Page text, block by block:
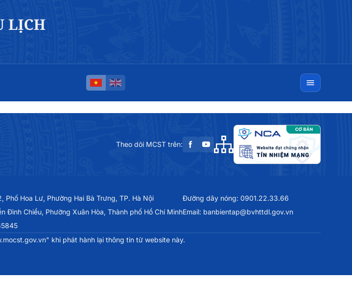
Theo dõi MCST trên:
Phố Hoa Lư, Phường Hai Bà Trưng, TP. Hà Nội
Đình Chiểu, Phường Xuân Hòa, Thành phố Hồ Chí Minh
Đường dây nóng: 0901.22.33.66
Email: banbientap@bvhttdl.gov.vn
khi phát hành lại thông tin từ website này.